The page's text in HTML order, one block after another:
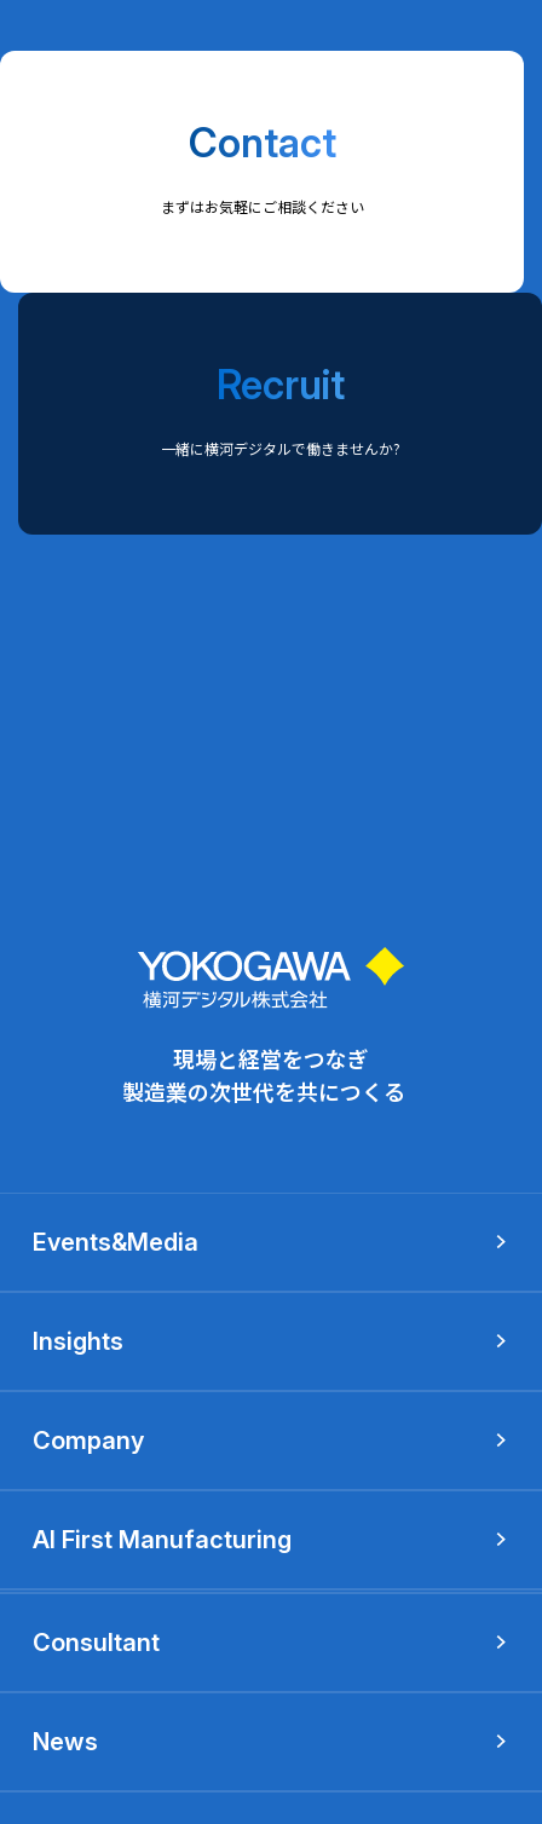
Contact
まずはお気軽にご相談ください
Recruit
一緒に横河デジタルで働きませんか?
現場と経営をつなぎ
製造業の次世代を共につくる
Company
Consultant
Events&Media
AI First Manufacturing
Insights
News